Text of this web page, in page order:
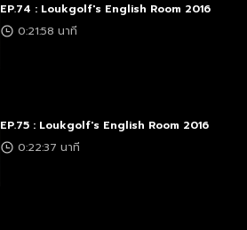
EP.74 : Loukgolf's English Room 2016
0:21:58 นาที
EP.75 : Loukgolf's English Room 2016
0:22:37 นาที